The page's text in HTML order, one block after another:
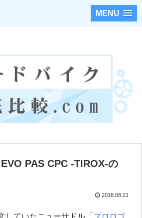
MENU
PAS CPC -TIROX-の
2018.08.21
していたニューサドル「 プロロゴ